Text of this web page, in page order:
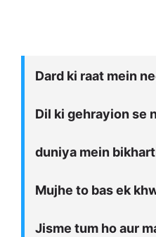
Dard ki raat mein
Dil ki gehrayion se
duniya mein
Mujhe to bas ek
Jisme tum ho aur